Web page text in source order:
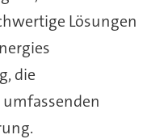
Lösungen
die